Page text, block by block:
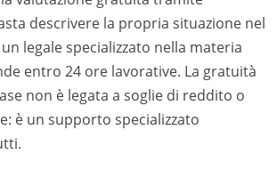
descrivere la propria situazione nel
legale specializzato nella materia
entro 24 ore lavorative. La gratuità
non è legata a soglie di reddito o
è un supporto specializzato